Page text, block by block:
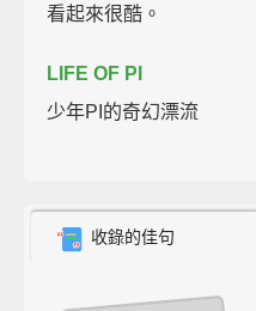
看起來很酷。
LIFE OF PI
少年PI的奇幻漂流
收錄的佳句